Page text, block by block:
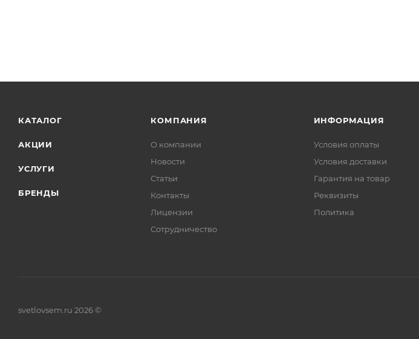
КАТАЛОГ
АКЦИИ
УСЛУГИ
БРЕНДЫ
КОМПАНИЯ
О компании
Новости
Статьи
Контакты
Лицензии
Сотрудничество
ИНФОРМАЦИЯ
Условия оплаты
Условия доставки
Гарантия на товар
Реквизиты
Политика
svetlovsem.ru 2026 ©